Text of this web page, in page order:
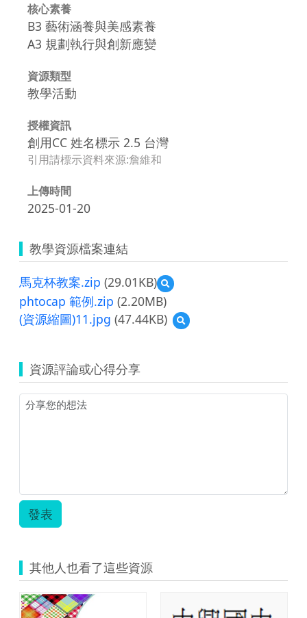
核心素養
B3 藝術涵養與美感素養
A3 規劃執行與創新應變
資源類型
教學活動
授權資訊
創用CC 姓名標示 2.5 台灣
引用請標示資料來源:詹維和
上傳時間
2025-01-20
教學資源檔案連結
馬克杯教案.zip (29.01KB)
預
覽
克
phtocap 範例.zip (2.20MB)
(資源縮圖)11.jpg (47.44KB)
預
覽
圖)11.jpg
資源評論或心得分享
發表
其他人也看了這些資源